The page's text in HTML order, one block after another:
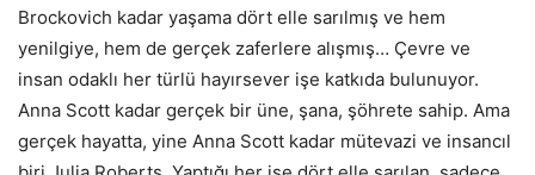
Brockovich kadar yaşama dört elle sarılmış ve hem
yenilgiye, hem de gerçek zaferlere alışmış… Çevre ve
insan odaklı her türlü hayırsever işe katkıda bulunuyor.
Anna Scott kadar gerçek bir üne, şana, şöhrete sahip. Ama
gerçek hayatta, yine Anna Scott kadar mütevazi ve insancıl